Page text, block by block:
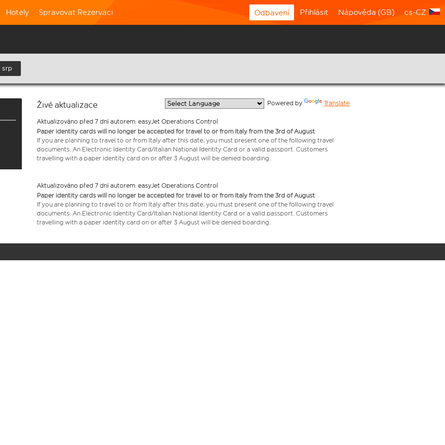
Hotely Spravovat Rezervaci Odbavení Přihlásit Nápověda (GB) cs-CZ
srp
Živé aktualizace Powered by Translate
Aktualizováno před 7 dní autorem: easyJet Operations Control
Paper identity cards will no longer be accepted for travel to or from Italy from the 3rd of August
If you are planning to travel to or from Italy after this date, you must present one of the following travel
documents: An Electronic Identity Card/Italian National Identity Card or a valid passport. Customers
travelling with a paper identity card on or after 3 August will be denied boarding.
Aktualizováno před 7 dní autorem: easyJet Operations Control
Paper identity cards will no longer be accepted for travel to or from Italy from the 3rd of August
If you are planning to travel to or from Italy after this date, you must present one of the following travel
documents: An Electronic Identity Card/Italian National Identity Card or a valid passport. Customers
travelling with a paper identity card on or after 3 August will be denied boarding.